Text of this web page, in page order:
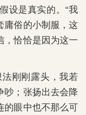
设是真实的。“我
庸俗的小制服，这
，恰恰是因为这一
刚刚露头，我若
吵；张扬出去会降
的眼中也不那么可